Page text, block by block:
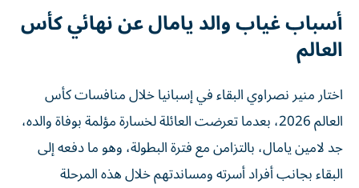
أسباب غياب والد يامال عن نهائي كأس
العالم
اختار منير نصراوي البقاء في إسبانيا خلال منافسات كأس
العالم 2026، بعدما تعرضت العائلة لخسارة مؤلمة بوفاة والده،
جد لامين يامال، بالتزامن مع فترة البطولة، وهو ما دفعه إلى
البقاء بجانب أفراد أسرته ومساندتهم خلال هذه المرحلة